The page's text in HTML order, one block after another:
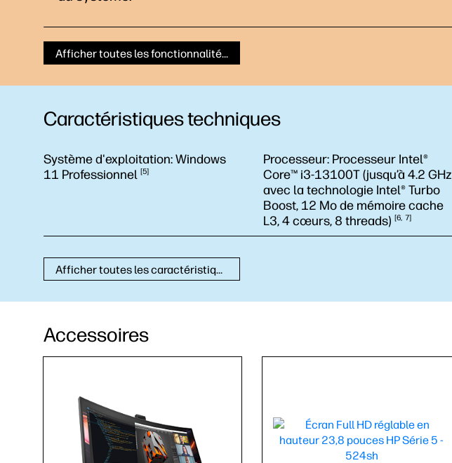
Afficher toutes les fonctionnalités
Caractéristiques techniques
Système d'exploitation:Windows
11 Professionnel 5
Processeur: Processeur Intel®
Core™ i3-13100T (jusqu’à 4.2 GHz
avec la technologie Intel® Turbo
Boost, 12 Mo de mémoire cache
L3, 4 cœurs, 8 threads) 6 7
Afficher toutes les caractéristiques techniques
Accessoires